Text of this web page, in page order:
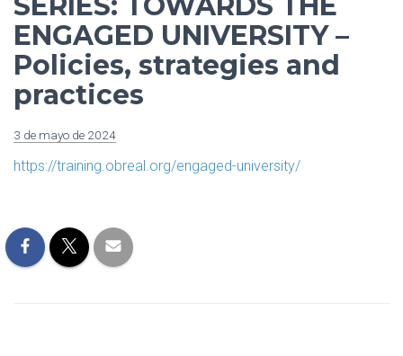
ENGAGED UNIVERSITY –
Policies, strategies and
practices
3 de mayo de 2024
https://training.obreal.org/engaged-university/